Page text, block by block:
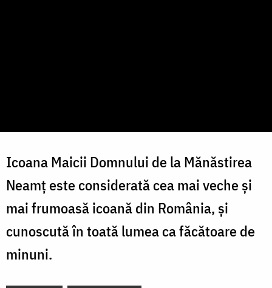
Icoana Maicii Domnului de la Mănăstirea
Neamț este considerată cea mai veche și
mai frumoasă icoană din România, și
cunoscută în toată lumea ca făcătoare de
minuni.